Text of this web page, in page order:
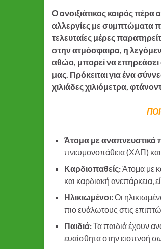
Ο ανοιξιάτικος καιρός πέρα
αλλεργίες με συμπτώματα
τελευταίες μέρες
στην ατμόσφαιρα, η
αθώο, μπορεί να επηρεάσει
μας. Πρόκειται για ένα
χιλιάδες χιλιόμετρα,
ΠΟΙΟΥΣ
Άτομα με αναπνευστικά
πνευμονοπάθεια (ΧΑΠ) και
Καρδιοπαθείς:Άτομα με
και καρδιακή ανεπάρκεια,
Ηλικιωμένοι:Οι
πιο ευάλωτους στις
Παιδιά:Τα παιδιά έχουν
ευαίσθητα στην εισπνοή